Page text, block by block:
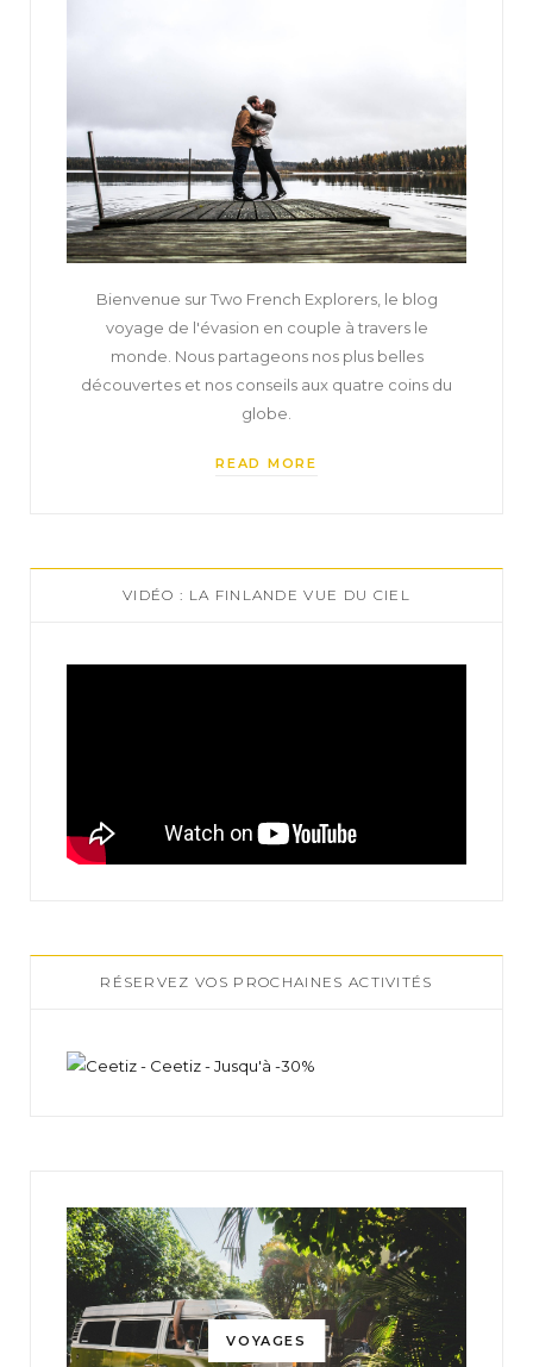
Bienvenue sur Two French Explorers, le blog
voyage de l'évasion en couple à travers le
monde. Nous partageons nos plus belles
découvertes et nos conseils aux quatre coins du
globe.
READ MORE
VIDÉO : LA FINLANDE VUE DU CIEL
RÉSERVEZ VOS PROCHAINES ACTIVITÉS
VOYAGES